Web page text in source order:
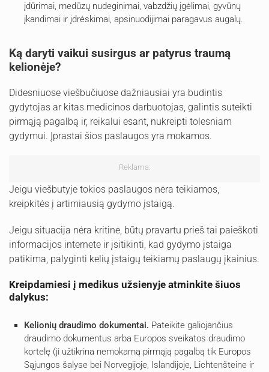
įdūrimai, medūzų nudeginimai, vabzdžių įgėlimai, gyvūnų
įkandimai ir įdrėskimai, apsinuodijimai paragavus augalų.
Ką daryti vaikui susirgus ar patyrus traumą
kelionėje?
Didesniuose viešbučiuose dažniausiai yra budintis
gydytojas ar kitas medicinos darbuotojas, galintis suteikti
pirmąją pagalbą ir, reikalui esant, nukreipti tolesniam
gydymui. Įprastai šios paslaugos yra mokamos.
Reklama:
Jeigu viešbutyje tokios paslaugos nėra teikiamos,
kreipkitės į artimiausią gydymo įstaigą.
Jeigu situacija nėra kritinė, būtų pravartu prieš tai paieškoti
informacijos internete ir įsitikinti, kad gydymo įstaiga
patikima, palyginti kelių įstaigų teikiamų paslaugų įkainius.
Kreipdamiesi į medikus užsienyje atminkite šiuos
dalykus:
Kelionių draudimo dokumentai. Pateikite galiojančius
draudimo dokumentus arba Europos sveikatos draudimo
kortelę (ji užtikrina nemokamą pirmąją pagalbą tik Europos
Sąjungos šalyse bei Norvegijoje, Islandijoje, Lichtenšteine ir